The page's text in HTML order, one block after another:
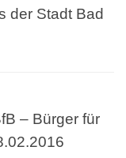
der Stadt Bad
– Bürger für